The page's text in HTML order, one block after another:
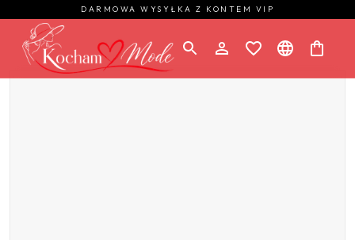
DARMOWA WYSYŁKA Z KONTEM VIP